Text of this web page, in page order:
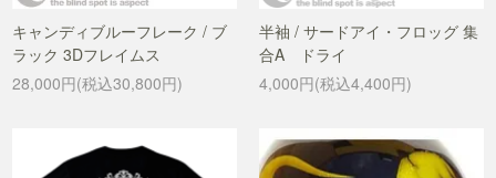
キャンディブルーフレーク / ブ
ラック 3Dフレイムス
28,000円(税込30,800円)
半袖 / サードアイ・フロッグ 集
合A ドライ
4,000円(税込4,400円)